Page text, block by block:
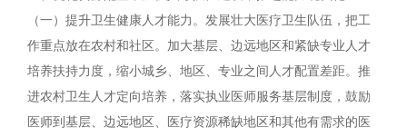
（一）提升卫生健康人才能力。发展壮大医疗卫生队伍，把工
作重点放在农村和社区。加大基层、边远地区和紧缺专业人才
培养扶持力度，缩小城乡、地区、专业之间人才配置差距。推
进农村卫生人才定向培养，落实执业医师服务基层制度，鼓励
医师到基层、边远地区、医疗资源稀缺地区和其他有需求的医